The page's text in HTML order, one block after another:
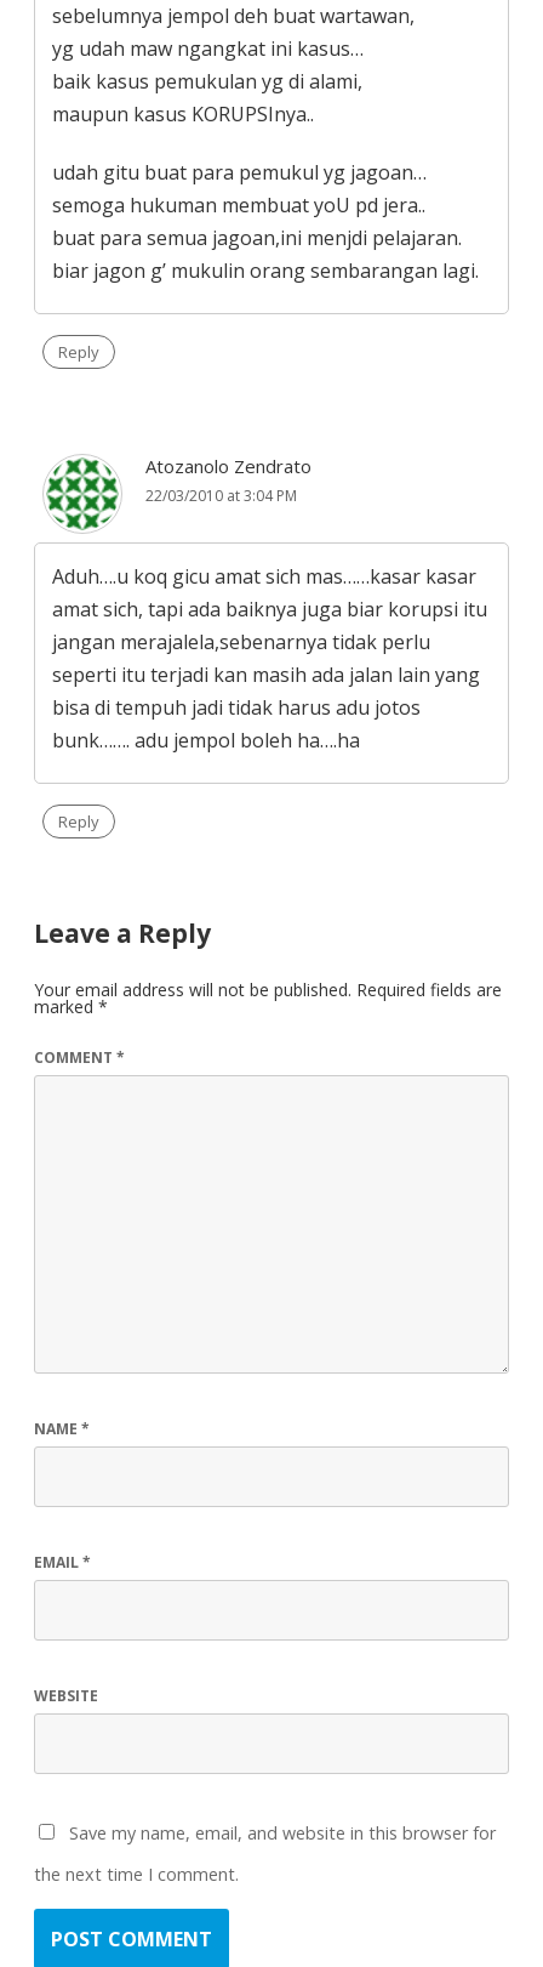
sebelumnya jempol deh buat wartawan,
yg udah maw ngangkat ini kasus…
baik kasus pemukulan yg di alami,
maupun kasus KORUPSInya..
udah gitu buat para pemukul yg jagoan…
semoga hukuman membuat yoU pd jera..
buat para semua jagoan,ini menjdi pelajaran.
biar jagon g’ mukulin orang sembarangan lagi.
Reply
Atozanolo Zendrato
22/03/2010 at 3:04 PM
Aduh….u koq gicu amat sich mas……kasar kasar
amat sich, tapi ada baiknya juga biar korupsi itu
jangan merajalela,sebenarnya tidak perlu
seperti itu terjadi kan masih ada jalan lain yang
bisa di tempuh jadi tidak harus adu jotos
bunk……. adu jempol boleh ha….ha
Reply
Leave a Reply
Your email address will not be published. Required fields are
marked *
COMMENT *
NAME *
EMAIL*
WEBSITE
Save my name, email, and website in this browser for
the next time I comment.